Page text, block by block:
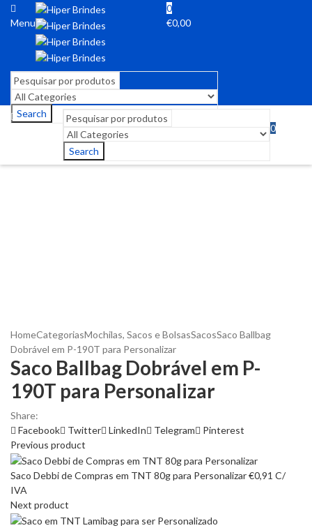
Menu
0
€0,00
Search
Search
0
HomeCategoriasMochilas, Sacos e BolsasSacosSaco Ballbag
Dobrável em P-190T para Personalizar
Saco Ballbag Dobrável em P-
190T para Personalizar
Share:
Facebook
Twitter LinkedIn Telegram
Pinterest
Previous product
Saco Debbi de Compras em TNT 80g para Personalizar€0,91 C/
IVA
Next product